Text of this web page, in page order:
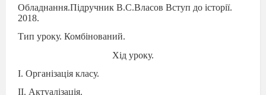
Обладнання.Підручник В.С.Власов Вступ до історії.
2018.
Тип уроку. Комбінований.
Хід уроку.
І. Організація класу.
ІІ. Актуалізація.